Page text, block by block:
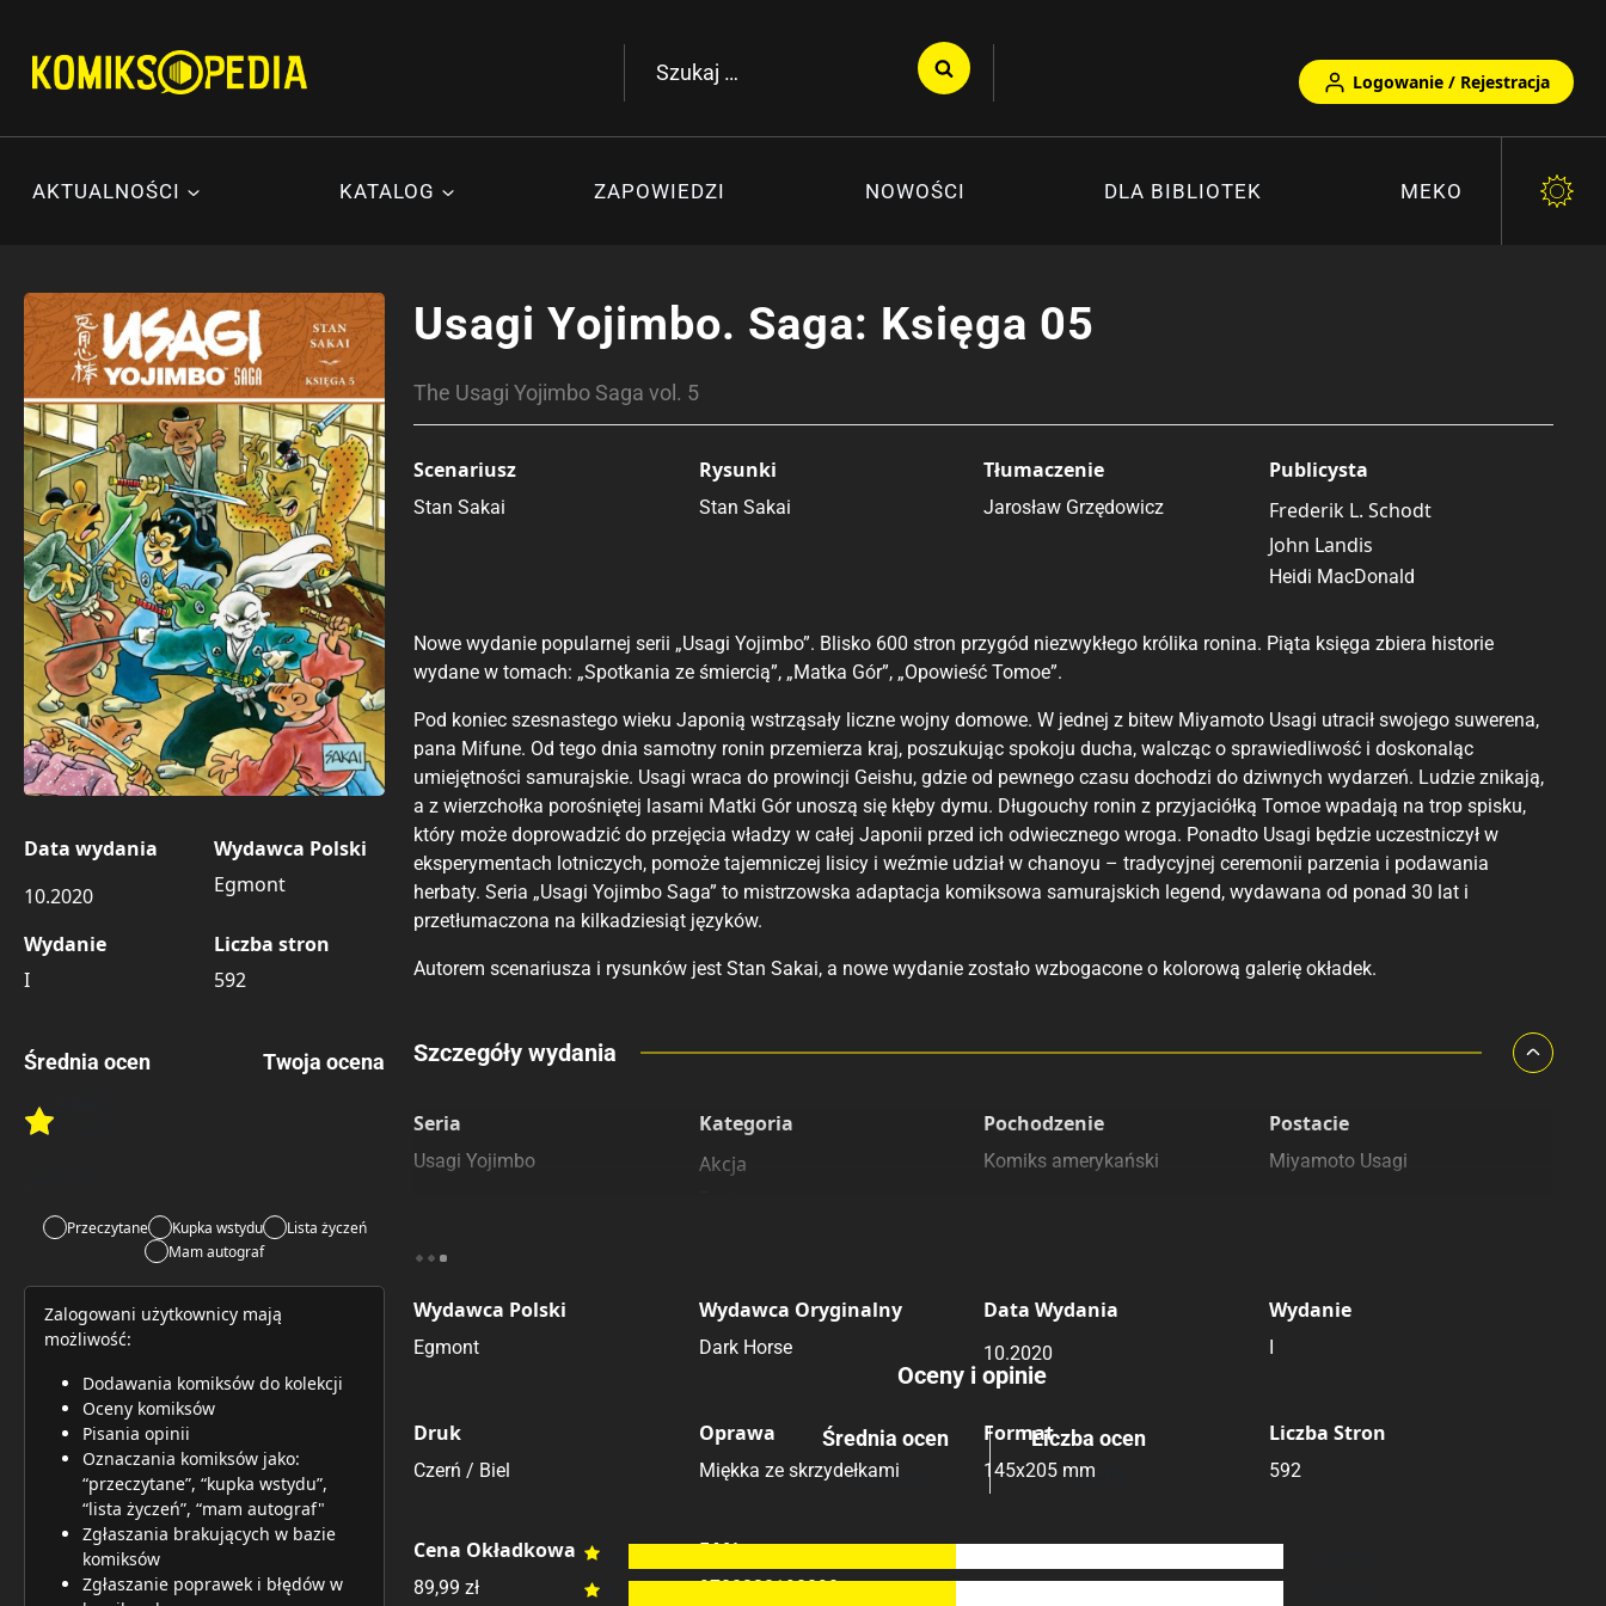
treści
Szukaj:
Logowanie / Rejestracja
AKTUALNOŚCI KATALOG ZAPOWIEDZI NOWOŚCI DLA BIBLIOTEK MEKO
Data wydania
10.2020
Wydawca Polski
Egmont
Wydanie
I
Liczba stron
592
Średnia ocen
Rate this item: Submit Rating
Twoja ocena
Przeczytane Kupka wstydu
Lista życzeń
Mam autograf
Zalogowani użytkownicy mają
możliwość:
Dodawania komiksów do kolekcji
Oceny komiksów
Pisania opinii
Oznaczania komiksów jako:
“przeczytane”, “kupka wstydu”,
“lista życzeń”, “mam autograf"
Zgłaszania brakujących w bazie
komiksów
Zgłaszanie poprawek i błędów w
Usagi Yojimbo. Saga: Księga 05
The Usagi Yojimbo Saga vol. 5
Scenariusz
Stan Sakai
Rysunki
Stan Sakai
Tłumaczenie
Jarosław Grzędowicz
Publicysta
Frederik L. Schodt
John Landis
Heidi MacDonald
Nowe wydanie popularnej serii „Usagi Yojimbo”. Blisko 600 stron przygód niezwykłego królika ronina. Piąta księga zbiera historie
wydane w tomach: „Spotkania ze śmiercią”, „Matka Gór”, „Opowieść Tomoe”.
Pod koniec szesnastego wieku Japonią wstrząsały liczne wojny domowe. W jednej z bitew Miyamoto Usagi utracił swojego suwerena,
pana Mifune. Od tego dnia samotny ronin przemierza kraj, poszukując spokoju ducha, walcząc o sprawiedliwość i doskonaląc
umiejętności samurajskie. Usagi wraca do prowincji Geishu, gdzie od pewnego czasu dochodzi do dziwnych wydarzeń. Ludzie znikają,
a z wierzchołka porośniętej lasami Matki Gór unoszą się kłęby dymu. Długouchy ronin z przyjaciółką Tomoe wpadają na trop spisku,
który może doprowadzić do przejęcia władzy w całej Japonii przed ich odwiecznego wroga. Ponadto Usagi będzie uczestniczył w
eksperymentach lotniczych, pomoże tajemniczej lisicy i weźmie udział w chanoyu – tradycyjnej ceremonii parzenia i podawania
herbaty. Seria „Usagi Yojimbo Saga” to mistrzowska adaptacja komiksowa samurajskich legend, wydawana od ponad 30 lat i
przetłumaczona na kilkadziesiąt języków.
Autorem scenariusza i rysunków jest Stan Sakai, a nowe wydanie zostało wzbogacone o kolorową galerię okładek.
Porównaj ceny
Szczegóły wydania
Seria
Usagi Yojimbo
Kategoria
Akcja
Pochodzenie
Komiks amerykański
Postacie
Miyamoto Usagi
Wydawca Polski
Egmont
Wydawca Oryginalny
Dark Horse
Data Wydania
10.2020
Wydanie
I
Druk
Czerń / Biel
Oprawa
Miękka ze skrzydełkami
Format
145x205 mm
Liczba Stron
592
Cena Okładkowa
89,99 zł
EAN
9788328198890
Oceny i opinie
Średnia ocen
5.50/6
Liczba ocen
2 oceny

